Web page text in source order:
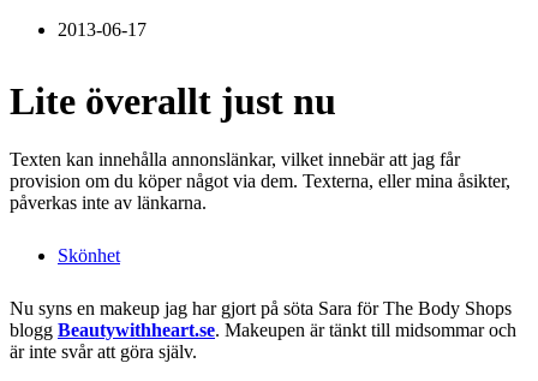
2013-06-17
Lite överallt just nu
Texten kan innehålla annonslänkar, vilket innebär att jag får
provision om du köper något via dem. Texterna, eller mina åsikter,
påverkas inte av länkarna.
Skönhet
Nu syns en makeup jag har gjort på söta Sara för The Body Shops
blogg Beautywithheart.se. Makeupen är tänkt till midsommar och
är inte svår att göra själv.